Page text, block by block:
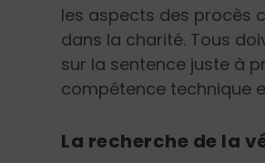
les aspects des procès
dans la charité. Tous
sur la sentence juste à
compétence technique
La recherche de la